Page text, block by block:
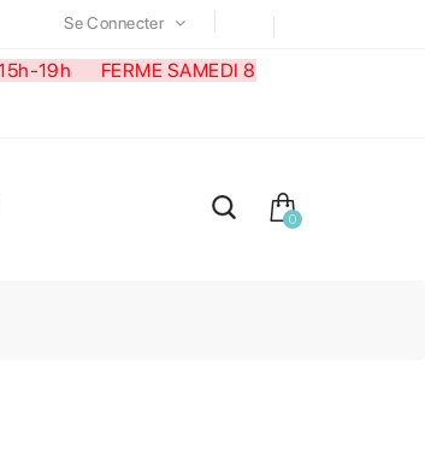
Se Connecter
19h FERME SAMEDI 8
0